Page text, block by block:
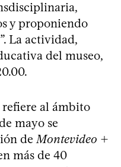
y proponiendo
La actividad,
del museo,
al ámbito
mayo se
de Montevideo +
más de 40